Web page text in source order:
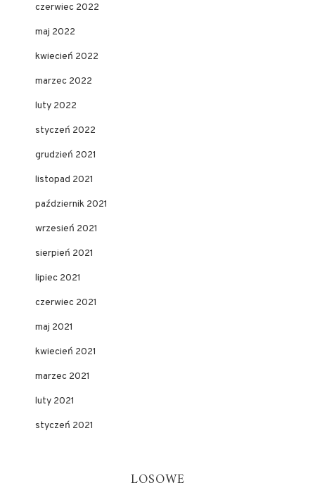
czerwiec 2022
maj 2022
kwiecień 2022
marzec 2022
luty 2022
styczeń 2022
grudzień 2021
listopad 2021
październik 2021
wrzesień 2021
sierpień 2021
lipiec 2021
czerwiec 2021
maj 2021
kwiecień 2021
marzec 2021
luty 2021
styczeń 2021
LOSOWE